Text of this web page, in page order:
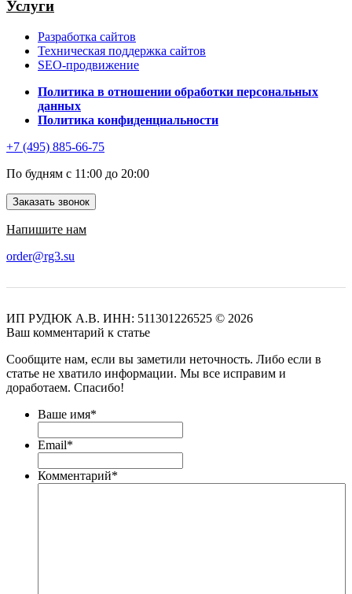
Услуги
Разработка сайтов
Техническая поддержка сайтов
SEO-продвижение
Политика в отношении обработки персональных
данных
Политика конфиденциальности
+7 (495) 885-66-75
По будням с 11:00 до 20:00
Заказать звонок
Напишите нам
order@rg3.su
ИП РУДЮК А.В. ИНН: 511301226525 © 2026
Ваш комментарий к статье
Сообщите нам, если вы заметили неточность. Либо если в
статье не хватило информации. Мы все исправим и
доработаем. Спасибо!
Ваше имя*
Email*
Комментарий*